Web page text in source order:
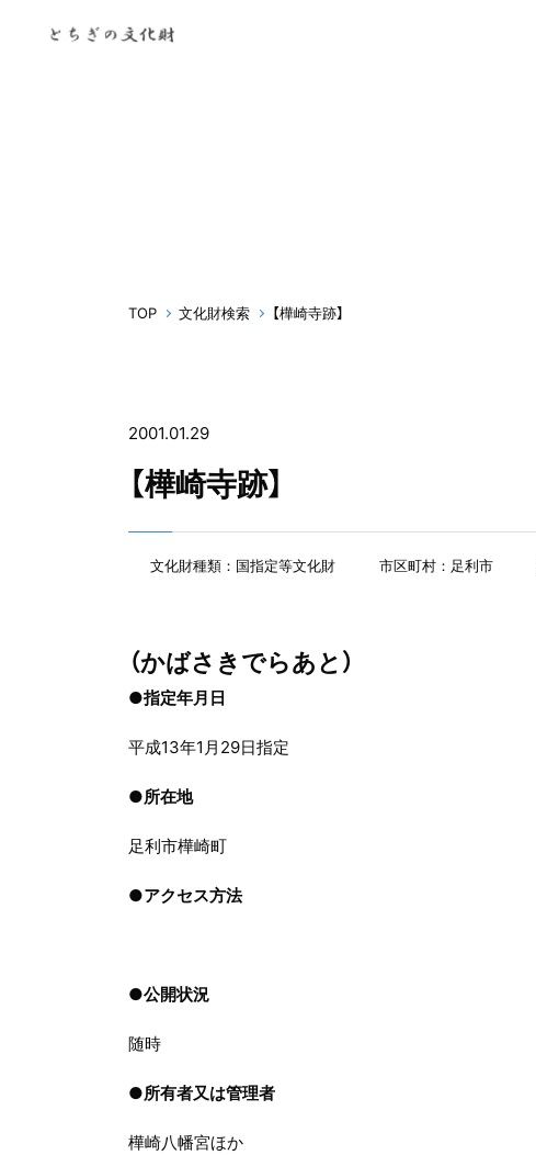
TOP 文化財検索 【樺崎寺跡】
2001.01.29
【樺崎寺跡】
文化財種類：国指定等文化財 市区町村：足利市
（かばさきでらあと）
●指定年月日
平成13年1月29日指定
●所在地
足利市樺崎町
●アクセス方法
●公開状況
随時
●所有者又は管理者
樺崎八幡宮ほか